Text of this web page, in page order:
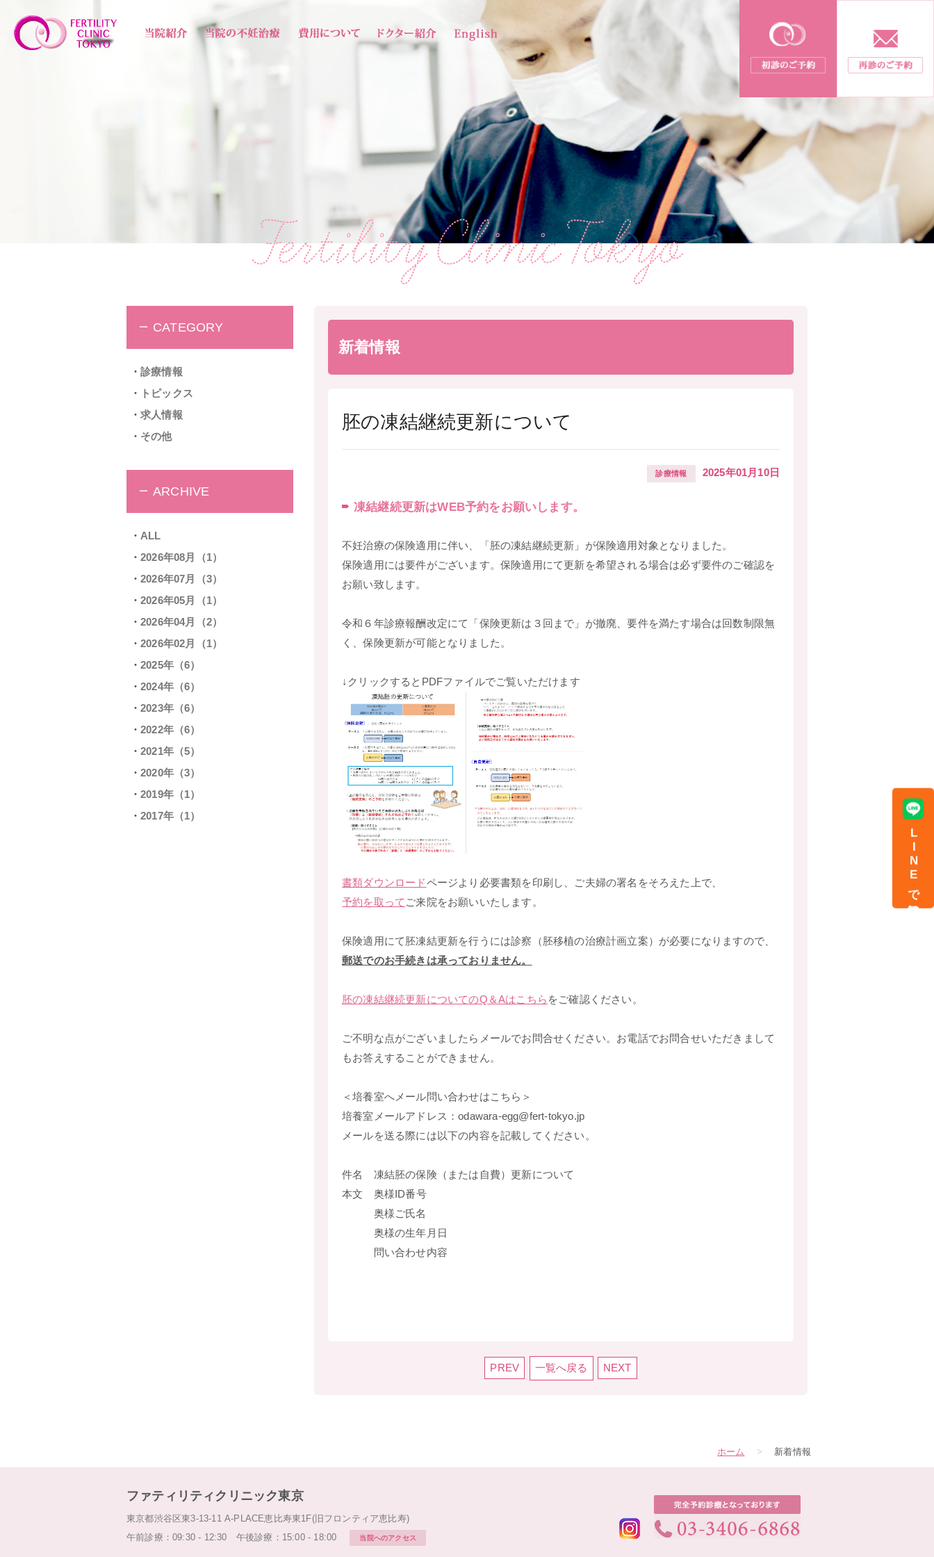
新着情報
胚の凍結継続更新について
診療情報 2025年01月10日
凍結継続更新はWEB予約をお願いします。
不妊治療の保険適用に伴い、「胚の凍結継続更新」が保険適用対象となりました。
保険適用には要件がございます。保険適用にて更新を希望される場合は必ず要件のご確認を
お願い致します。
令和６年診療報酬改定にて「保険更新は３回まで」が撤廃、要件を満たす場合は回数制限無
く、保険更新が可能となりました。
↓クリックするとPDFファイルでご覧いただけます
書類ダウンロードページより必要書類を印刷し、ご夫婦の署名をそろえた上で、
予約を取って ご来院をお願いいたします。
保険適用にて胚凍結更新を行うには診察（胚移植の治療計画立案）が必要になりますので、
郵送でのお手続きは承っておりません。
胚の凍結継続更新についてのQ＆Aはこちら をご確認ください。
ご不明な点がございましたらメールでお問合せください。お電話でお問合せいただきまして
もお答えすることができません。
＜培養室へメール問い合わせはこちら＞
培養室メールアドレス：odawara-egg@fert-tokyo.jp
メールを送る際には以下の内容を記載してください。
件名 凍結胚の保険（または自費）更新について
本文 奥様ID番号
奥様ご氏名
奥様の生年月日
問い合わせ内容
PREV 一覧へ戻る NEXT
CATEGORY
診療情報
トピックス
求人情報
その他
ARCHIVE
ALL
2026年08月（1）
2026年07月（3）
2026年05月（1）
2026年04月（2）
2026年02月（1）
2025年（6）
2024年（6）
2023年（6）
2022年（6）
2021年（5）
2020年（3）
2019年（1）
2017年（1）
ホーム > 新着情報
ファティリティクリニック東京
東京都渋谷区東3-13-11 A-PLACE恵比寿東1F(旧フロンティア恵比寿)
午前診療：09:30 - 12:30 午後診療：15:00 - 18:00
当院へのアクセス
LINEで初診予約